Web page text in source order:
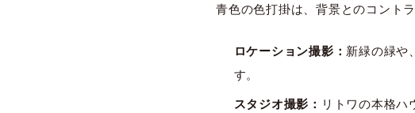
青色の色打掛は、背景とのコント
ロケーション撮影： 新緑の緑や
す。
スタジオ撮影： リトワの本格